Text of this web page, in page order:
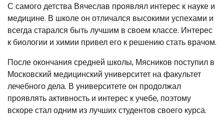
С самого детства Вячеслав проявлял интерес к науке и
медицине. В школе он отличался высокими успехами и
всегда старался быть лучшим в своем классе. Интерес
к биологии и химии привел его к решению стать врачом.
После окончания средней школы, Мясников поступил в
Московский медицинский университет на факультет
лечебного дела. В университете он продолжал
проявлять активность и интерес к учебе, поэтому
вскоре стал одним из лучших студентов своего курса.